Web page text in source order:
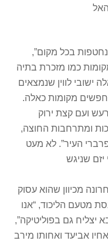
נחטפות בכל מקום”,
כמו מזכרת בתיה
ישובי לווין שנמצאים
מקומות כאלה.
ועם קצת ירוק
ומתרחבות החוצה,
העיר”. לא מעט
שניגש
מכיוון שהוא עסוק
מטעם הליכוד, “אנו
גם בפוליטיקה”,
אביעד ואחותו מירב